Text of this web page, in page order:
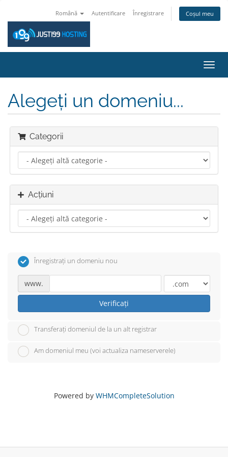
Română Autentificare Înregistrare Coșul meu
Alegeți un domeniu...
Categorii
Acțiuni
Înregistrați un domeniu nou
www.
Verificați
Transferați domeniul de la un alt registrar
Am domeniul meu (voi actualiza nameserverele)
Powered by WHMCompleteSolution